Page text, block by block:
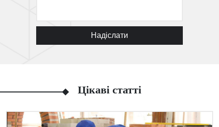
Надіслати
Цікаві статті